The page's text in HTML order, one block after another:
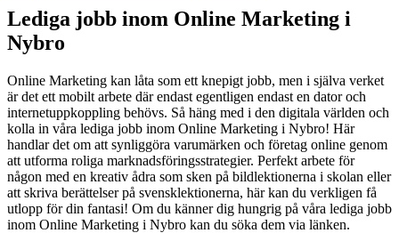
Lediga jobb inom Online Marketing i
Nybro
Online Marketing kan låta som ett knepigt jobb, men i själva verket
är det ett mobilt arbete där endast egentligen endast en dator och
internetuppkoppling behövs. Så häng med i den digitala världen och
kolla in våra lediga jobb inom Online Marketing i Nybro! Här
handlar det om att synliggöra varumärken och företag online genom
att utforma roliga marknadsföringsstrategier. Perfekt arbete för
någon med en kreativ ådra som sken på bildlektionerna i skolan eller
att skriva berättelser på svensklektionerna, här kan du verkligen få
utlopp för din fantasi! Om du känner dig hungrig på våra lediga jobb
inom Online Marketing i Nybro kan du söka dem via länken.